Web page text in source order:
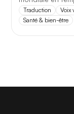
Traduction Voix
Santé & bien-être